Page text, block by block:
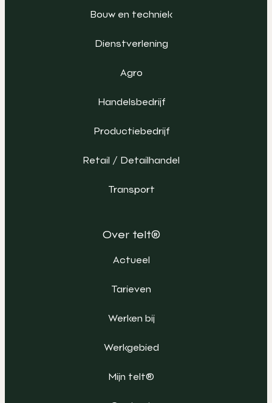
Bouw en techniek
Dienstverlening
Agro
Handelsbedrijf
Productiebedrijf
Retail / Detailhandel
Transport
Over telt®
Actueel
Tarieven
Werken bij
Werkgebied
Mijn telt®